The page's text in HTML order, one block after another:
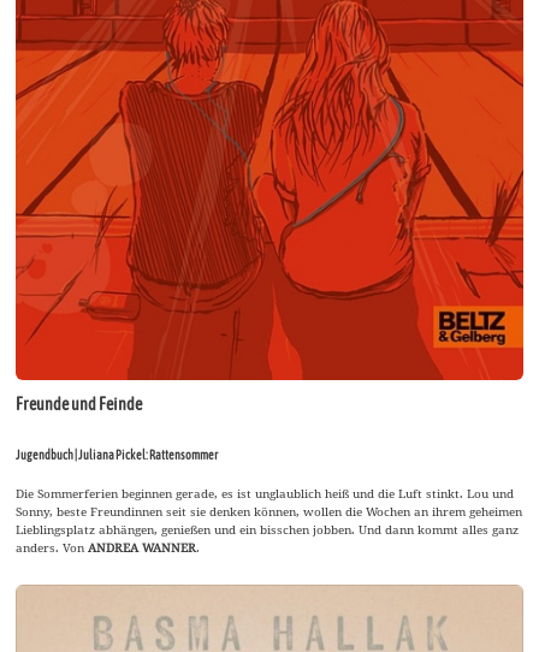
Freunde und Feinde
Jugendbuch | Juliana Pickel: Rattensommer
Die Sommerferien beginnen gerade, es ist unglaublich heiß und die Luft stinkt. Lou und
Sonny, beste Freundinnen seit sie denken können, wollen die Wochen an ihrem geheimen
Lieblingsplatz abhängen, genießen und ein bisschen jobben. Und dann kommt alles ganz
anders. Von ANDREA WANNER.